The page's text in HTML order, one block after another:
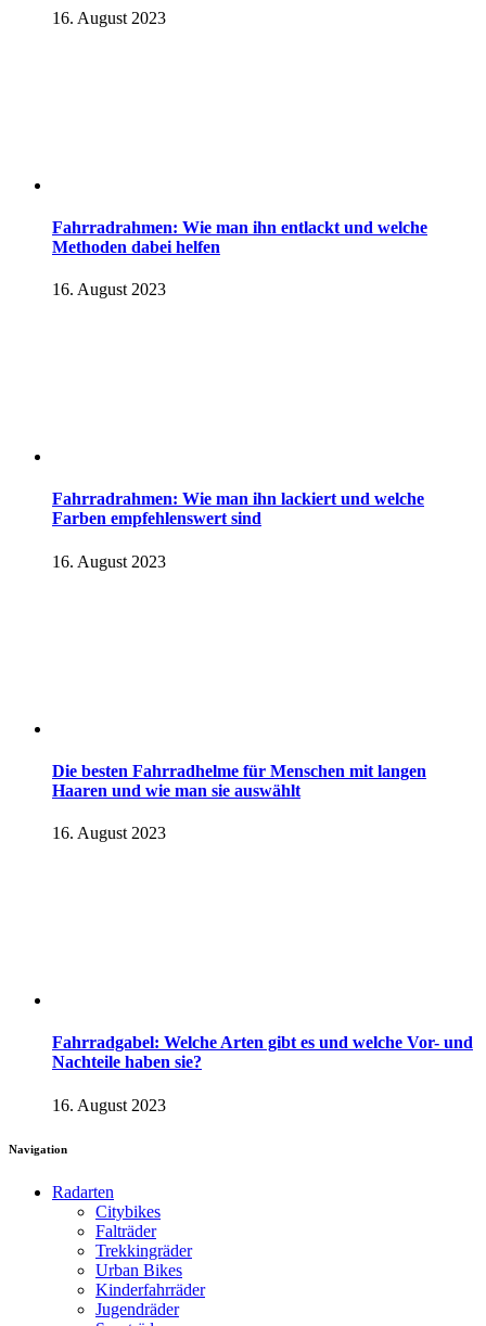
16. August 2023
Fahrradrahmen: Wie man ihn entlackt und welche
Methoden dabei helfen
16. August 2023
Fahrradrahmen: Wie man ihn lackiert und welche
Farben empfehlenswert sind
16. August 2023
Die besten Fahrradhelme für Menschen mit langen
Haaren und wie man sie auswählt
16. August 2023
Fahrradgabel: Welche Arten gibt es und welche Vor- und
Nachteile haben sie?
16. August 2023
Navigation
Radarten
Citybikes
Falträder
Trekkingräder
Urban Bikes
Kinderfahrräder
Jugendräder